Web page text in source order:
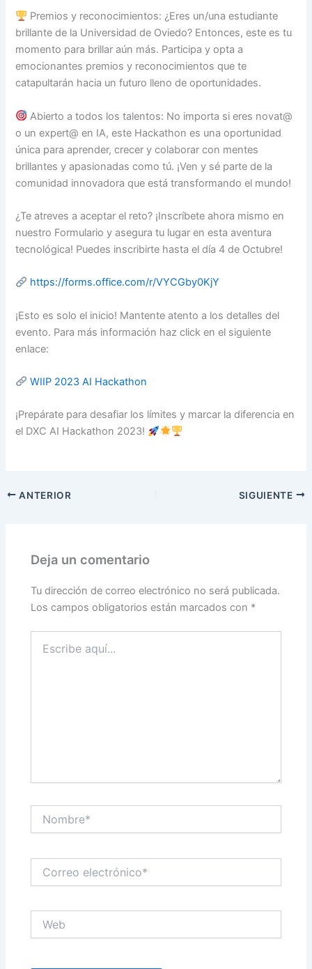
Premios y reconocimientos: ¿Eres un/una estudiante
brillante de la Universidad de Oviedo? Entonces, este es tu
momento para brillar aún más. Participa y opta a
emocionantes premios y reconocimientos que te
catapultarán hacia un futuro lleno de oportunidades.
Abierto a todos los talentos: No importa si eres novat@
o un expert@ en IA, este Hackathon es una oportunidad
única para aprender, crecer y colaborar con mentes
brillantes y apasionadas como tú. ¡Ven y sé parte de la
comunidad innovadora que está transformando el mundo!
¿Te atreves a aceptar el reto? ¡Inscríbete ahora mismo en
nuestro Formulario y asegura tu lugar en esta aventura
tecnológica! Puedes inscribirte hasta el día 4 de Octubre!
https://forms.office.com/r/VYCGby0KjY
¡Esto es solo el inicio! Mantente atento a los detalles del
evento. Para más información haz click en el siguiente
enlace:
WIIP 2023 AI Hackathon
¡Prepárate para desafiar los límites y marcar la diferencia en
el DXC AI Hackathon 2023!
ANTERIOR SIGUIENTE
Deja un comentario
Tu dirección de correo electrónico no será publicada.
Los campos obligatorios están marcados con *
aquí...
electrónico*